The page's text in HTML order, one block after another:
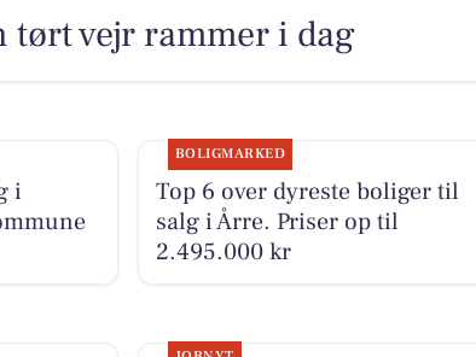
tørt vejr rammer i dag
i
BOLIGMARKED
Top 6 over dyreste boliger til
salg i Årre. Priser op til
2.495.000 kr